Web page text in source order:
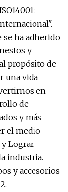
se ha adherido
y
propósito de
una vida
en
de
y más
el medio
y Lograr
industria.
y accesorios